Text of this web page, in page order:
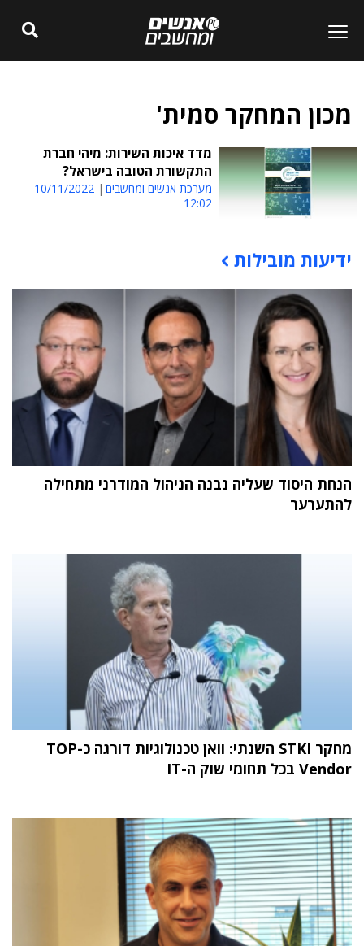
מכון המחקר סמית'
מדד איכות השירות: מיהי חברת
התקשורת הטובה בישראל?
מערכת אנשים ומחשבים
10/11/2022
12:02
תוכן פרסומי
ידיעות מובילות
הנחת היסוד שעליה נבנה הניהול המודרני מתחילה
להתערער
מחקר STKI השנתי: וואן טכנולוגיות דורגה כ-TOP
Vendor בכל תחומי שוק ה-IT